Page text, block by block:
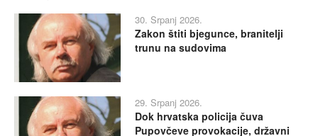
30. Srpanj 2026.
Zakon štiti bjegunce, branitelji
trunu na sudovima
29. Srpanj 2026.
Dok hrvatska policija čuva
Pupovčeve provokacije, državni